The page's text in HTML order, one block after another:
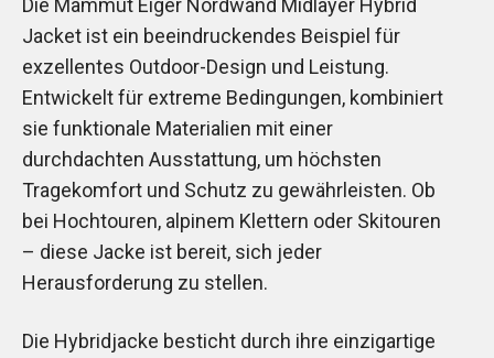
Jacket ist ein beeindruckendes Beispiel für
exzellentes Outdoor-Design und Leistung.
Entwickelt für extreme Bedingungen, kombiniert
sie funktionale Materialien mit einer
durchdachten Ausstattung, um höchsten
Tragekomfort und Schutz zu gewährleisten. Ob
bei Hochtouren, alpinem Klettern oder Skitouren
– diese Jacke ist bereit, sich jeder
Herausforderung zu stellen.
Die Hybridjacke besticht durch ihre einzigartige